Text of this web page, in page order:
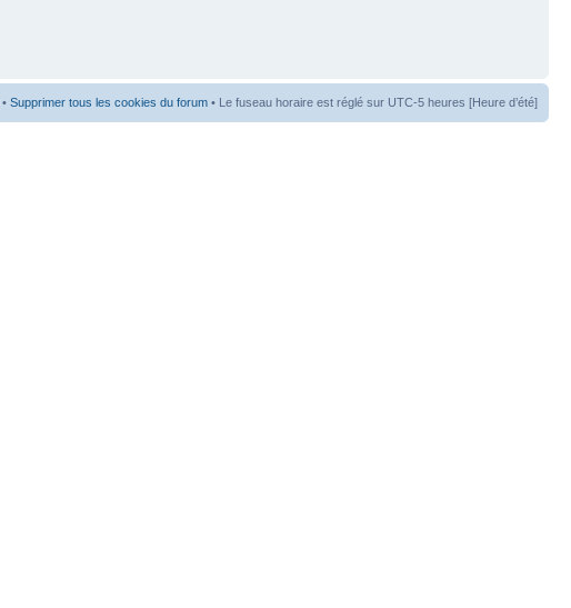
• Supprimer tous les cookies du forum • Le fuseau horaire est réglé sur UTC-5 heures [Heure d’été]